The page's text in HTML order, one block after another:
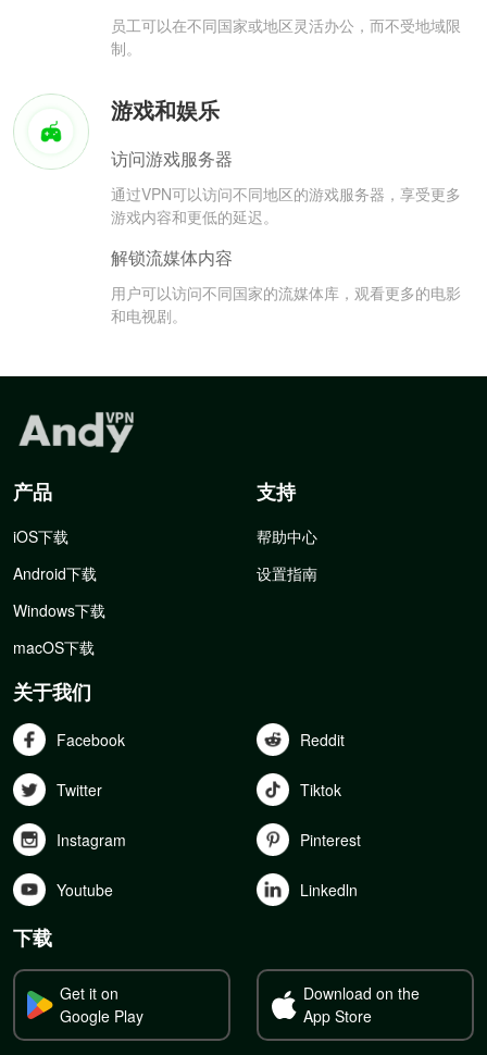
员工可以在不同国家或地区灵活办公，而不受地域限
制。
游戏和娱乐
访问游戏服务器
通过VPN可以访问不同地区的游戏服务器，享受更多
游戏内容和更低的延迟。
解锁流媒体内容
用户可以访问不同国家的流媒体库，观看更多的电影
和电视剧。
产品
iOS下载
Android下载
Windows下载
macOS下载
支持
帮助中心
设置指南
关于我们
Facebook Reddit
Twitter Tiktok
Instagram Pinterest
Youtube Linkedln
下载
Get it on
Google Play
Download on the
App Store